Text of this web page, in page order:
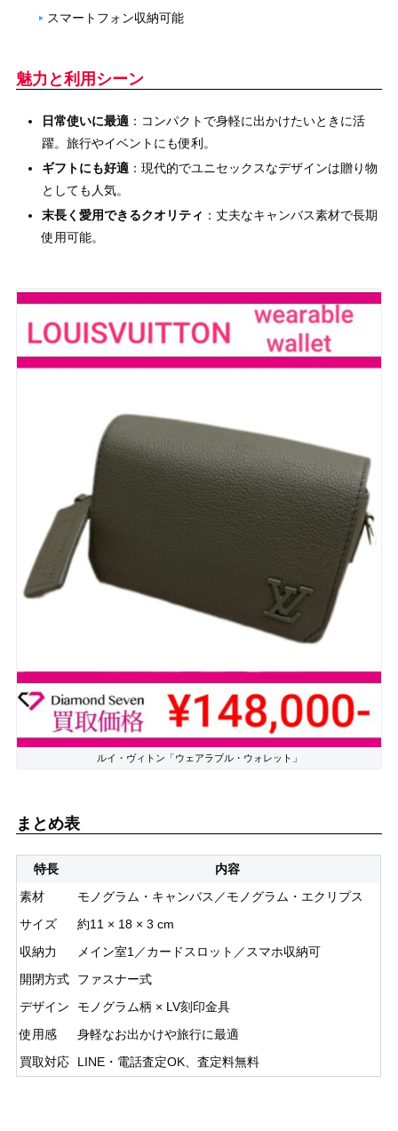
スマートフォン収納可能
魅力と利用シーン
日常使いに最適 ：コンパクトで身軽に出かけたいときに活
躍。旅行やイベントにも便利。
ギフトにも好適 ：現代的でユニセックスなデザインは贈り物
としても人気。
末長く愛用できるクオリティ ：丈夫なキャンバス素材で長期
使用可能。
ルイ・ヴィトン「ウェアラブル・ウォレット」
まとめ表
特長
内容
素材
モノグラム・キャンバス／モノグラム・エクリプス
サイズ
約11 × 18 × 3 cm
収納力
メイン室1／カードスロット／スマホ収納可
開閉方式
ファスナー式
デザイン
モノグラム柄 × LV刻印金具
使用感
身軽なお出かけや旅行に最適
買取対応
LINE・電話査定OK、査定料無料